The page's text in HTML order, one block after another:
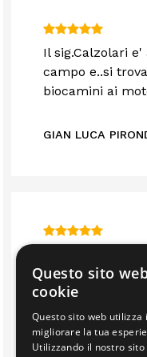
Il sig.Calzolari
campo e..si
biocamini ai
GIAN LUCA
Sono anni che
sempre trovato
IMMOBILIARE
Questo sito
cookie
Questo sito web utilizza
migliorare la tua
Utilizzando il nostro sito